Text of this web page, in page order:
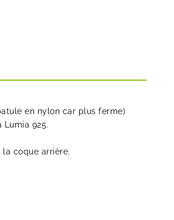
en nylon car plus ferme)
925.
la coque arrière.